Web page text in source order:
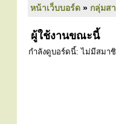
หน้าเว็บบอร์ด » กลุ่มส
ผู้ใช้งานขณะนี้
กำลังดูบอร์ดนี้: ไม่มีสมา